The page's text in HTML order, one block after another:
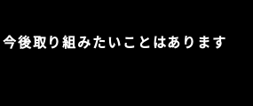
後取り組みたいことはあります